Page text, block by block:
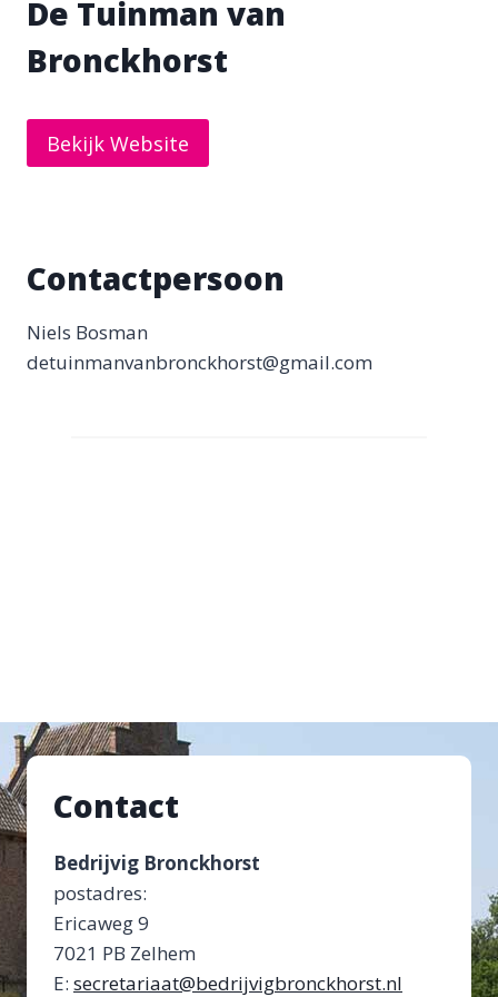
De Tuinman van
Bronckhorst
Bekijk Website
Contactpersoon
Niels Bosman
detuinmanvanbronckhorst@gmail.com
Contact
Bedrijvig Bronckhorst
postadres:
Ericaweg 9
7021 PB Zelhem
E: secretariaat@bedrijvigbronckhorst.nl